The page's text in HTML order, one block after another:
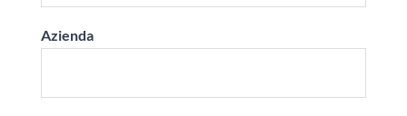
Azienda